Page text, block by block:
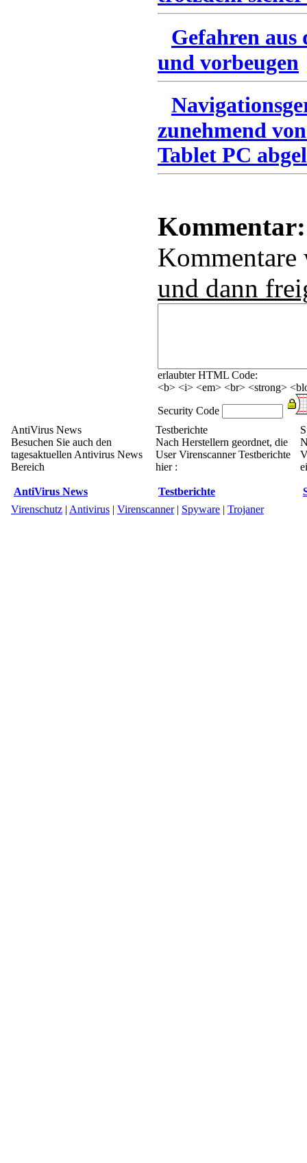
Gefahren
und vorbeugen
zunehmend
Tablet PC
Kommentar:
und dann
erlaubter HTML Code:
<b> <i> <em> <br> <strong>
Security Code
AntiVirus News
Besuchen Sie auch den
tagesaktuellen Antivirus News
Bereich
AntiVirus News
Testberichte
Nach Herstellern geordnet, die
User Virenscanner Testberichte
hier :
Testberichte
Virenschutz | Antivirus | Virenscanner| Spyware | Trojaner